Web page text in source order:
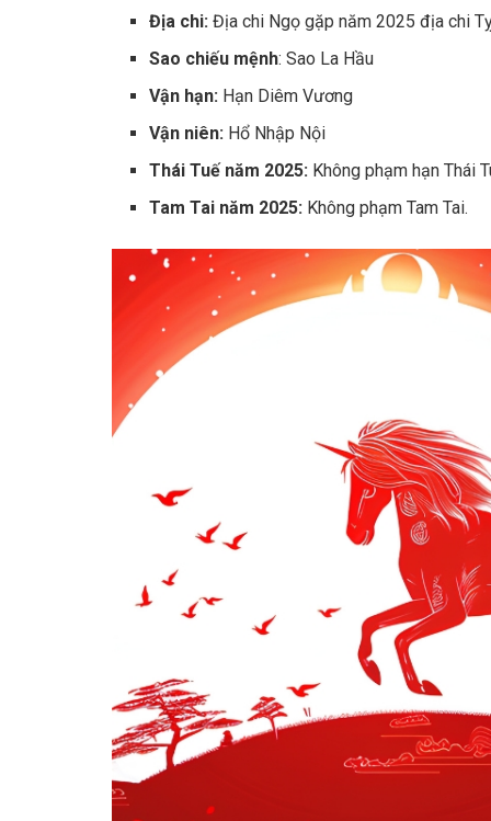
Địa chi: Địa chi Ngọ gặp năm 2025 địa chi
Sao chiếu mệnh: Sao La Hầu
Vận hạn: Hạn Diêm Vương
Vận niên: Hổ Nhập Nội
Thái Tuế năm 2025: Không phạm hạn Thái
Tam Tai năm 2025: Không phạm Tam Tai.